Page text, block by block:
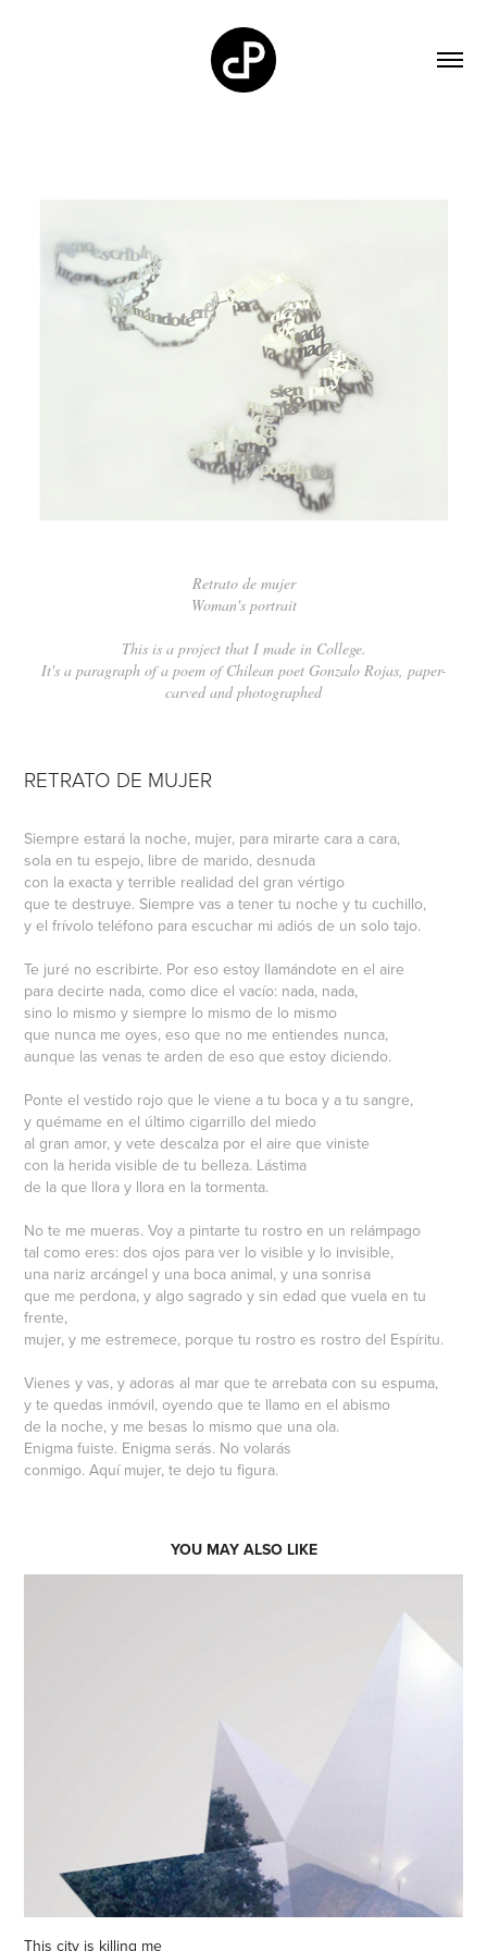
Retrato de mujer
Woman's portrait
This is a project that I made in College.
It's a paragraph of a poem of Chilean poet Gonzalo Rojas, paper-
carved and photographed
RETRATO DE MUJER
Siempre estará la noche, mujer, para mirarte cara a cara,
sola en tu espejo, libre de marido, desnuda
con la exacta y terrible realidad del gran vértigo
que te destruye. Siempre vas a tener tu noche y tu cuchillo,
y el frívolo teléfono para escuchar mi adiós de un solo tajo.
Te juré no escribirte. Por eso estoy llamándote en el aire
para decirte nada, como dice el vacío: nada, nada,
sino lo mismo y siempre lo mismo de lo mismo
que nunca me oyes, eso que no me entiendes nunca,
aunque las venas te arden de eso que estoy diciendo.
Ponte el vestido rojo que le viene a tu boca y a tu sangre,
y quémame en el último cigarrillo del miedo
al gran amor, y vete descalza por el aire que viniste
con la herida visible de tu belleza. Lástima
de la que llora y llora en la tormenta.
No te me mueras. Voy a pintarte tu rostro en un relámpago
tal como eres: dos ojos para ver lo visible y lo invisible,
una nariz arcángel y una boca animal, y una sonrisa
que me perdona, y algo sagrado y sin edad que vuela en tu
frente,
mujer, y me estremece, porque tu rostro es rostro del Espíritu.
Vienes y vas, y adoras al mar que te arrebata con su espuma,
y te quedas inmóvil, oyendo que te llamo en el abismo
de la noche, y me besas lo mismo que una ola.
Enigma fuiste. Enigma serás. No volarás
conmigo. Aquí mujer, te dejo tu figura.
YOU MAY ALSO LIKE
This city is killing me